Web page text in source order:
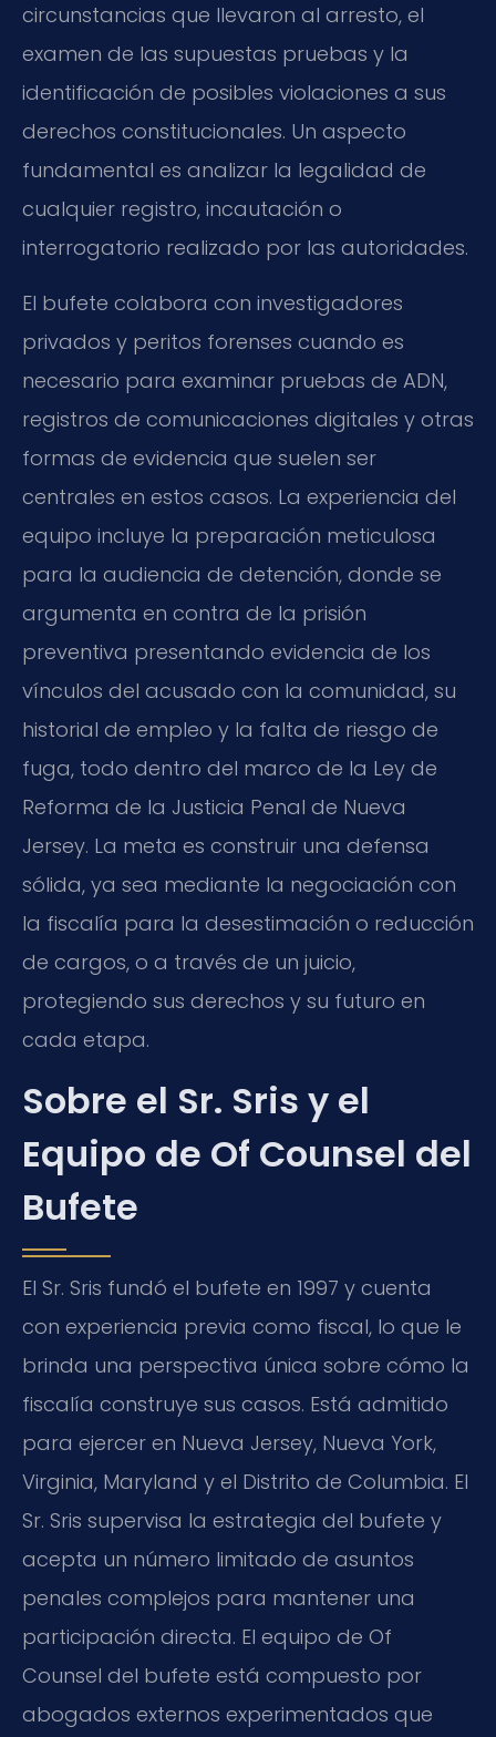
circunstancias que llevaron al arresto, el
examen de las supuestas pruebas y la
identificación de posibles violaciones a sus
derechos constitucionales. Un aspecto
fundamental es analizar la legalidad de
cualquier registro, incautación o
interrogatorio realizado por las autoridades.
El bufete colabora con investigadores
privados y peritos forenses cuando es
necesario para examinar pruebas de ADN,
registros de comunicaciones digitales y otras
formas de evidencia que suelen ser
centrales en estos casos. La experiencia del
equipo incluye la preparación meticulosa
para la audiencia de detención, donde se
argumenta en contra de la prisión
preventiva presentando evidencia de los
vínculos del acusado con la comunidad, su
historial de empleo y la falta de riesgo de
fuga, todo dentro del marco de la Ley de
Reforma de la Justicia Penal de Nueva
Jersey. La meta es construir una defensa
sólida, ya sea mediante la negociación con
la fiscalía para la desestimación o reducción
de cargos, o a través de un juicio,
protegiendo sus derechos y su futuro en
cada etapa.
Sobre el Sr. Sris y el
Equipo de Of Counsel del
Bufete
El Sr. Sris fundó el bufete en 1997 y cuenta
con experiencia previa como fiscal, lo que le
brinda una perspectiva única sobre cómo la
fiscalía construye sus casos. Está admitido
para ejercer en Nueva Jersey, Nueva York,
Virginia, Maryland y el Distrito de Columbia. El
Sr. Sris supervisa la estrategia del bufete y
acepta un número limitado de asuntos
penales complejos para mantener una
participación directa. El equipo de Of
Counsel del bufete está compuesto por
abogados externos experimentados que